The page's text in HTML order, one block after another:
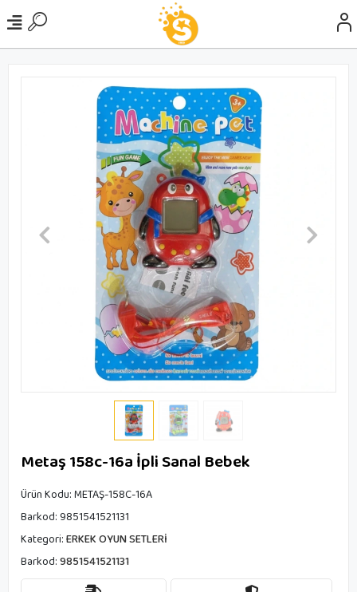
Metaş 158c-16a İpli Sanal Bebek
Ürün Kodu:METAŞ-158C-16A
Barkod:9851541521131
Kategori:ERKEK OYUN SETLERİ
Barkod:9851541521131